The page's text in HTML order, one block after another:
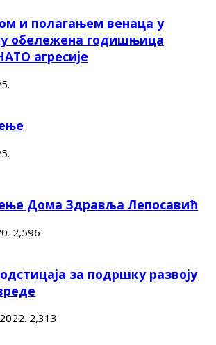
и полагањем венаца у
обележена годишњица
агресије
Дома Здравља Лепосавић
2,596
за подршку развоју
2,313